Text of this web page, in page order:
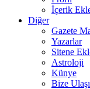
İçerik
Diğer
Gazete
Yazarlar
Sitene
Astroloji
Künye
Bize